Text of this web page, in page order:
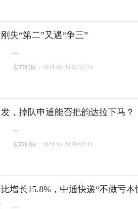
失“第二”又遇“争三”
...
发布时间：2024-05-25 12:57:15
，掉队申通能否把韵达拉下马？
...
发布时间：2024-05-20 19:02:44
增长15.8%，中通快递“不做亏本
...